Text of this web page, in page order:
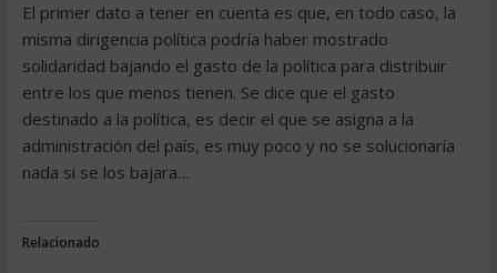
El primer dato a tener en cuenta es que, en todo caso, la
misma dirigencia política podría haber mostrado
solidaridad bajando el gasto de la política para distribuir
entre los que menos tienen. Se dice que el gasto
destinado a la política, es decir el que se asigna a la
administración del país, es muy poco y no se solucionaría
nada si se los bajara…
Relacionado